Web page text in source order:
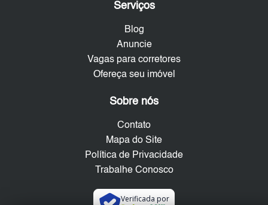
Serviços
Blog
Anuncie
Vagas para corretores
Ofereça seu imóvel
Sobre nós
Contato
Mapa do Site
Política de Privacidade
Trabalhe Conosco
Verificada por